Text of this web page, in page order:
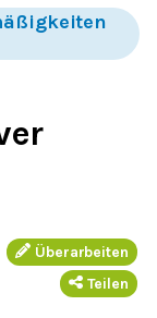
Überarbeiten
Teilen